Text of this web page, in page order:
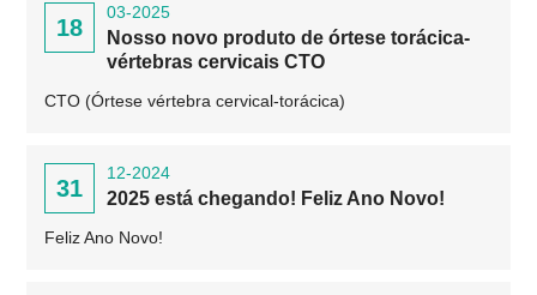
18
03-2025
Nosso novo produto de órtese torácica-
vértebras cervicais CTO
CTO (Órtese vértebra cervical-torácica)
31
12-2024
2025 está chegando! Feliz Ano Novo!
Feliz Ano Novo!